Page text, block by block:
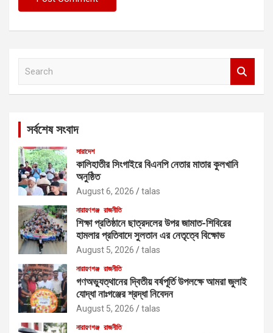
সর্বশেষ সংবাদ
সারাদেশ
কালিহাতীর সিংগাইরে বিএনপি নেতার মাতার কুলখানি
অনুষ্ঠিত
August 6, 2026 talas
নারায়ণগঞ্জ রাজনীতি
শিক্ষা প্রতিষ্ঠানে ছাত্রদলের উপর জামাত-শিবিরের
হামলার প্রতিবাদে সুলতান এর নেতৃত্বে বিক্ষোভ
August 5, 2026 talas
নারায়ণগঞ্জ রাজনীতি
গণঅভ্যুত্থানের দ্বিতীয় বর্ষপূর্তি উপলক্ষে আমরা জুলাই
যোদ্ধা নাঃগঞ্জের শ্রদ্ধা নিবেদন
August 5, 2026 talas
নারায়ণগঞ্জ রাজনীতি